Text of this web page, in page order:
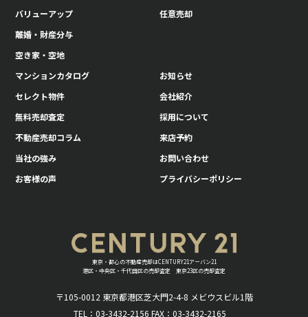
バリューアップ
離婚・財産分与
空き家・空地
任意売却
マンションカタログ
セレクト物件
無料売却査定
不動産売却コラム
当社の強み
お客様の声
お知らせ
会社紹介
採用について
来店予約
お問い合わせ
プライバシーポリシー
東京・都心の不動産売却はCENTURY21アーバン21
港区・中央区・千代田区の売却査定 東京23区の売却査定
〒105-0012 東京都港区芝大門2-4-8 メビウスビル1階
TEL：03-3432-2156 FAX：03-3432-2165